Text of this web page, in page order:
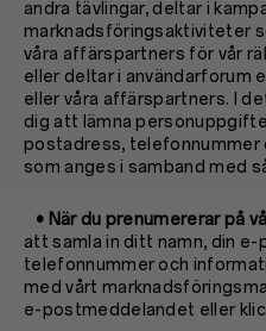
andra tävlingar, deltar i
marknadsföringsaktiviteter
våra affärspartners för vår
eller deltar i användarforum
eller våra affärspartners. I
dig att lämna
postadress,
som anges i samband med
• När du prenumererar på
att samla in ditt namn, din
telefonnummer och
med vårt
e-postmeddelandet eller